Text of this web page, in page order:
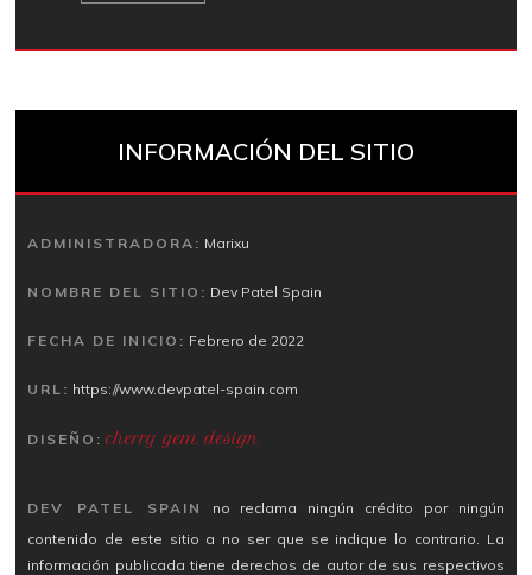
INFORMACIÓN DEL SITIO
ADMINISTRADORA: Marixu
NOMBRE DEL SITIO: Dev Patel Spain
FECHA DE INICIO: Febrero de 2022
URL: https://www.devpatel-spain.com
DISEÑO: cherry gem design
DEV PATEL SPAIN
no reclama ningún crédito por ningún
contenido de este sitio a no ser que se indique lo contrario. La
información publicada tiene derechos de autor de sus respectivos